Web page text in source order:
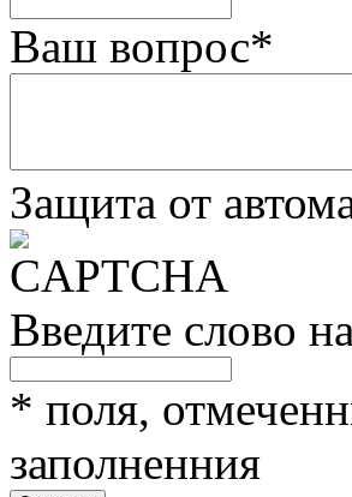
Ваш вопрос*
Защита от
Введите слово
* поля,
заполненния